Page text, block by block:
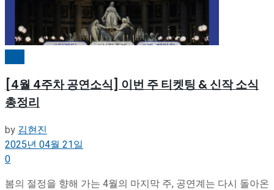
[4월 4주차 공연소식] 이번 주 티켓팅 & 신작 소식
총정리
by 김현진
2025년 04월 21일
0
봄의 절정을 향해 가는 4월의 마지막 주, 공연계는 다시 돌아온